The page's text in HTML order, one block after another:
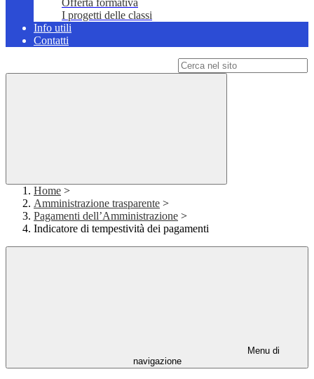
Offerta formativa
I progetti delle classi
Info utili
Contatti
Home >
Amministrazione trasparente >
Pagamenti dell’Amministrazione >
Indicatore di tempestività dei pagamenti
Menu di
navigazione